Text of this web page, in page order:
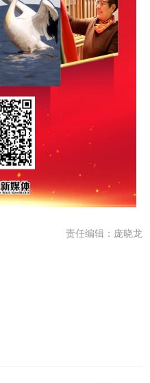
责任编辑：庞晓龙